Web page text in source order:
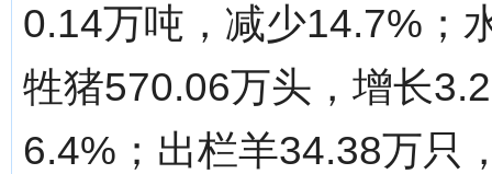
0.14万吨，减少14.7%；
牲猪570.06万头，增长
6.4%；出栏羊34.38万只